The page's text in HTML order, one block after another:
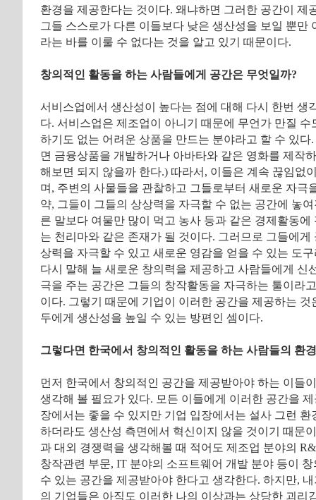
환경을 제공한다는 것이다. 왜냐하면 그러한 공간이 제
그들 스스로가 다른 이들보다 낮은 생산성을 보일 뿐만
라는 바를 이룰 수 없다는 것을 알고 있기 때문이다.
창의적인 활동을 하는 사람들에게 공간은 무엇일까?
서비스업에서 생산성이 높다는 점에 대해 다시 한번 생
다. 서비스업은 제조업이 아니기 때문에 무언가 만질 수
하기도 없는 어려운 상품을 만드는 분야라고 할 수 있다
면 금융상품을 개발하거나 아바타와 같은 영화를 제작
해보면 되지 않을까 한다.) 따라서, 이들은 계속 끊임없
며, 주변의 사물들을 관찰하고 그들로부터 새로운 자극
약, 그들이 그들의 상상력을 자극할 수 없는 공간에 놓
른 말보다 여물만 많이 먹고 농사 등과 같은 경제활동에
는 천리마와 같은 존재가 될 것이다. 그러므로 그들에게
상력을 자극할 수 있고 새로운 영감을 얻을 수 있는 도
다시 말해 늘 새로운 창의력을 제공하고 사람들에게 신
극을 주는 공간은 그들의 창작활동을 자극하는 툴이라
이다. 그렇기 때문에 기업이 이러한 공간을 제공하는 것
두에게 생산성을 높일 수 있는 방편인 셈이다.
그렇다면 한국에서 창의적인 활동을 하는 사람들의 환
먼저 한국에서 창의적인 공간을 제공받아야 하는 이들
생각해 볼 필요가 있다. 모든 이들에게 이러한 공간을
장에서는 좋을 수 있지만 기업 입장에서는 설사 그런 환
하더라도 생산성 측면에서 혁신이지 않을 것이기 때문
과 대외 경쟁력을 생각해볼 때 적어도 제조업 분야의
창작관련 부문, IT 분야의 소프트웨어 개발 분야 등이
수 있는 공간을 제공받아야 한다고 생각한다. 하지만,
의 기업들은 아직도 이러한 나의 이상과는 상당한 괴리